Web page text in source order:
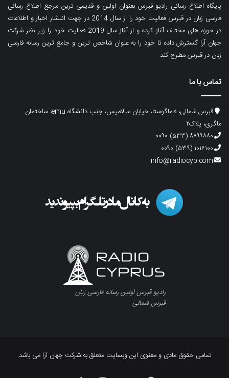
پایگاه اطلاع رسانی رادیو قبرس بعنوان اولین و قدیمی ترین مرجع اطلاع رسانی
فارسی زبان در قبرس فعالیت خود را از سال 2014 در جهت انتشار اخبار و اطلاعات
در حوزه های مختلف آغاز کرده و از آغاز سال 2019 فعالیت خود را زیر نظر شرکت
جهان آرا گسترش داده تا خود را به عنوان شاخص ترین و جامع ترین رسانه فارسی
زبان در قبرس مطرح کند.
تماس با ما
قبرس شمالی، فاماگوستا، خیابان سالامیس، جنب دانشگاه emu، ساختمان
ماگری، پلاک۲
۸۸۹۹۸۸۰ (۵۳۳) ۰۰۹۰
۱۰۱۶۱۰۰ (۵۳۹) ۰۰۹۰
info@radiocyp.com
رادیو قبرس اولین رسانه فارسی زبان
قبرس شمالی
تمامی حقوق مادی و معنوی این وبسایت متعلق به شرکت جهان آرا می باشد.